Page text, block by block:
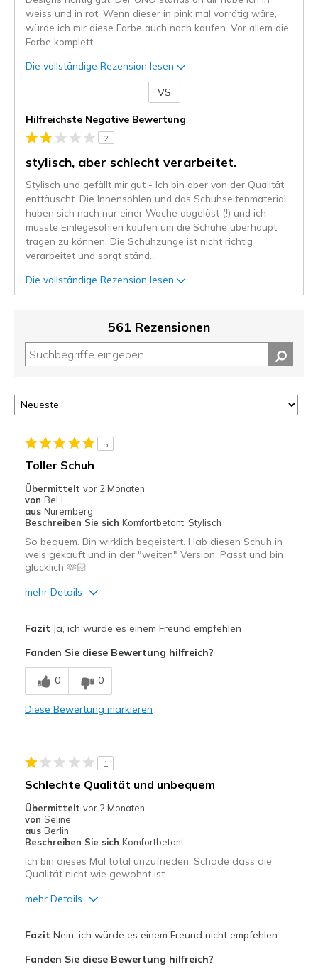
weiss und in rot. Wenn dieser in pink mal vorrätig wäre,
würde ich mir diese Farbe auch noch kaufen. Vor allem die
Farbe komplett,
Die vollständige Rezension lesen
VS
Hilfreichste Negative Bewertung
2
stylisch, aber schlecht verarbeitet.
Stylisch und gefällt mir gut - Ich bin aber von der Qualität
enttäuscht. Die Innensohlen und das Schuhseitenmaterial
haben sich nach nur einer Woche abgelöst (!) und ich
musste Einlegesohlen kaufen um die Schuhe überhaupt
tragen zu können. Die Schuhzunge ist nicht richtig
verarbeitet und sorgt ständ
Die vollständige Rezension lesen
561 Rezensionen
5
Toller Schuh
Übermittelt vor 2 Monaten
von BeLi
aus Nuremberg
Beschreiben Sie sich Komfortbetont, Stylisch
So bequem. Bin wirklich begeistert. Hab diesen Schuh in
weis gekauft und in der "weiten" Version. Passt und bin
glücklich 🫶🏻
mehr Details
Bequem
Geeignete Verwendung
Auf der Arbeit
Zum Ausgehen
Breite
Größe
Meine Meinung zu
Ersatzpaar für alte
Fazit Ja, ich würde es einem Freund empfehlen
Fanden Sie diese Bewertung hilfreich?
0 0
Diese Bewertung markieren
1
Schlechte Qualität und unbequem
Übermittelt vor 2 Monaten
von Seline
aus Berlin
Beschreiben Sie sich Komfortbetont
Ich bin dieses Mal total unzufrieden. Schade dass die
Qualität nicht wie gewohnt ist.
mehr Details
Fazit Nein, ich würde es einem Freund nicht empfehlen
Fanden Sie diese Bewertung hilfreich?